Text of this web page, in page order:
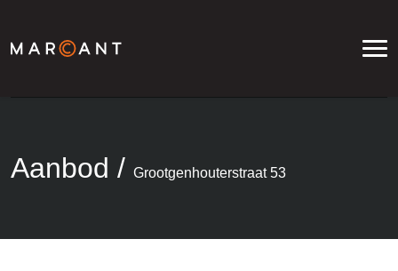
Aanbod / Grootgenhouterstraat 53